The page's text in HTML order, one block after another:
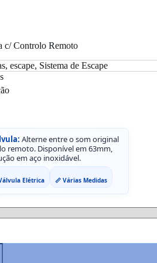
c/ Controlo Remoto
, escape, Sistema de Escape
€
€
Alterne entre o som original
remoto. Disponível em 63mm,
em aço inoxidável.
Elétrica 📏 Várias Medidas